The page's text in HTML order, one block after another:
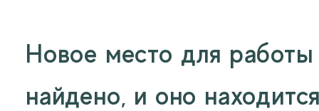
Новое место для
найдено, и оно